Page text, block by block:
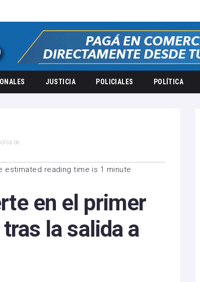
JUSTICIA POLICIALES POLÍTICA
de
estimated reading time is 1 minute
en el primer
la salida a